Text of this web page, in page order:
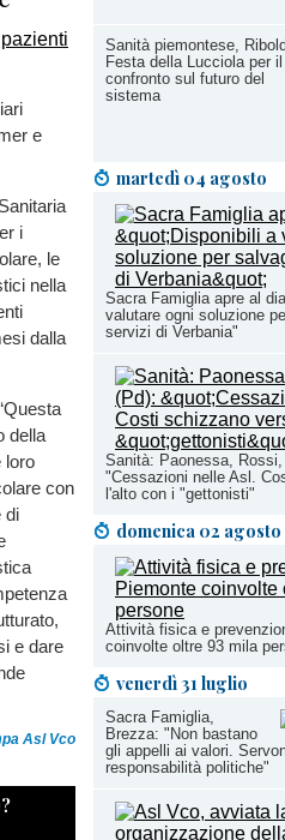
Sanità piemontese,
Festa della Lucciola per il
confronto sul futuro del
sistema
martedì 04 agosto
Sacra Famiglia apre al
valutare ogni soluzione
servizi di Verbania"
Sanità: Paonessa, Rossi,
"Cessazioni nelle Asl.
l'alto con i "gettonisti"
domenica 02 agosto
Attività fisica e
coinvolte oltre 93 mila
venerdì 31 luglio
Sacra Famiglia,
Brezza: "Non bastano
gli appelli ai valori.
responsabilità politiche"
e
i
le
nella
dalla
della
loro
con
di
e dare
Asl Vco